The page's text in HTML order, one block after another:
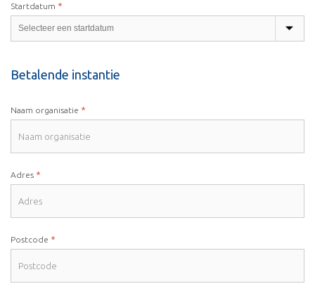
Startdatum *
Betalende instantie
Naam organisatie *
Adres *
Postcode *